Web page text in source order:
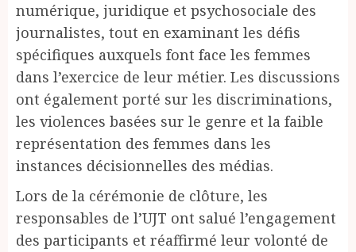
numérique, juridique et psychosociale des
journalistes, tout en examinant les défis
spécifiques auxquels font face les femmes
dans l’exercice de leur métier. Les discussions
ont également porté sur les discriminations,
les violences basées sur le genre et la faible
représentation des femmes dans les
instances décisionnelles des médias.
Lors de la cérémonie de clôture, les
responsables de l’UJT ont salué l’engagement
des participants et réaffirmé leur volonté de